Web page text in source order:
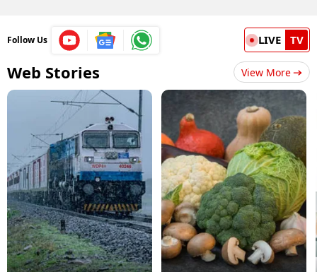
Follow Us LIVE TV
Web Stories View More